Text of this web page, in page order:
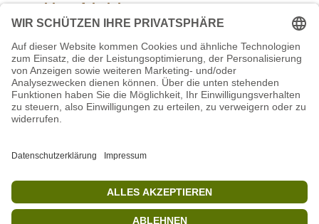
Widerrufsbelehrung
Aktuelle Stellenangebote
Geschäftsführung (w/m/d)
Mitarbeiter/in Technik im Projekt SCHWARZWALD
Mitarbeiter(w/m/d) Imbiss - Betrieb im Projekt